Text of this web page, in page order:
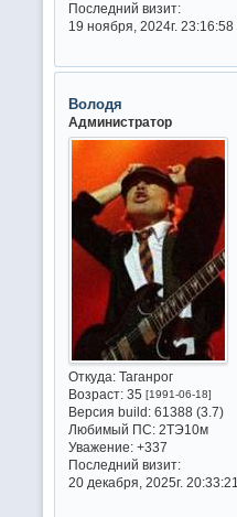
Последний визит:
19 ноября, 2024г. 23:16:58
Володя
Администратор
Откуда:Таганрог
Возраст:35 [1991-06-18]
Версия build:61388 (3.7)
Любимый ПС:2ТЭ10м
Уважение: +337
Последний визит:
20 декабря, 2025г. 20:33:21